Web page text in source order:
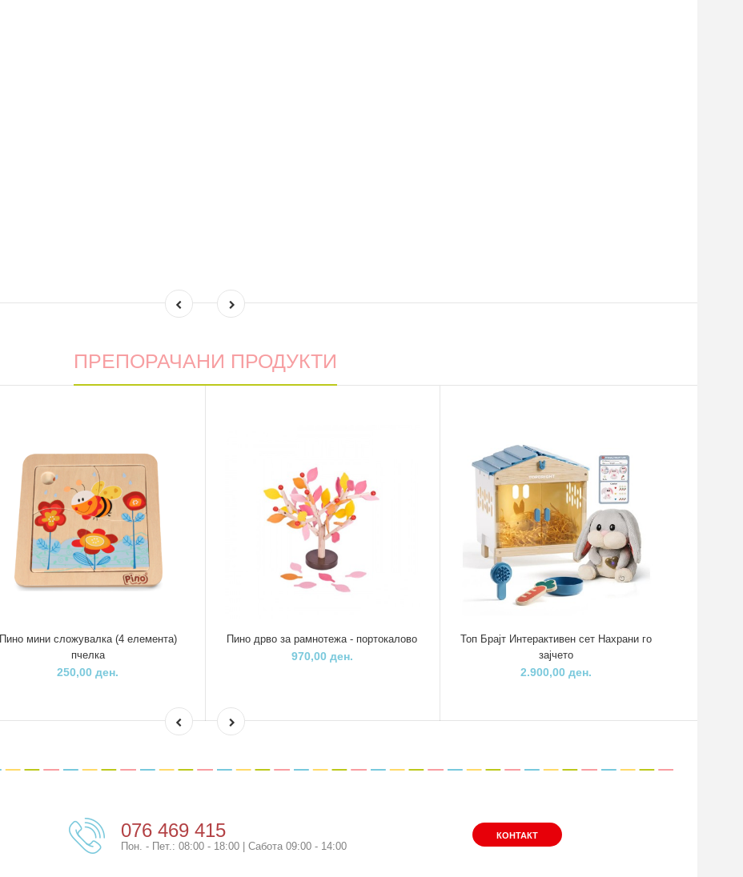
ПРЕПОРАЧАНИ ПРОДУКТИ
Пино мини сложувалка (4 елемента)
пчелка
250,00 ден.
Пино дрво за рамнотежа - портокалово
970,00 ден.
Топ Брајт Интерактивен сет Нахрани го
зајчето
2.900,00 ден.
076 469 415
Пон. - Пет.: 08:00 - 18:00 | Сабота 09:00 - 14:00
КОНТАКТ